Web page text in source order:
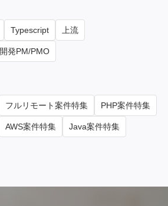
Typescript 上流
開発PM/PMO
フルリモート案件特集 PHP案件特集
AWS案件特集 Java案件特集